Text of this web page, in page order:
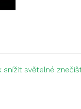
snížit světelné